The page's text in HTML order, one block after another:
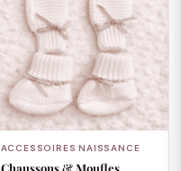
ACCESSOIRES NAISSANCE
Chaussons & Moufles